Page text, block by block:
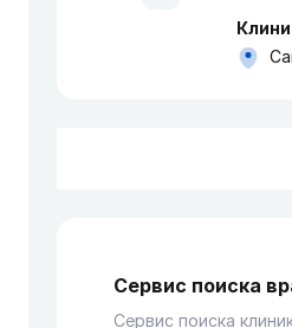
Сервис поиска
Сервис поиска